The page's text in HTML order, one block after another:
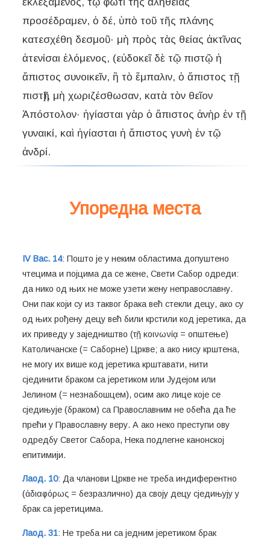
προσέδραμεν, ὁ δέ, ὑπὸ τοῦ τῆς πλάνης
κατεσχέθη δεσμοῦ· μὴ πρὸς τὰς θείας ἀκτῖνας
ἀτενίσαι ἑλόμενος, (εὐδοκεῖ δὲ τῷ πιστῷ ἡ
ἄπιστος συνοικεῖν, ἢ τὸ ἔμπαλιν, ὁ ἄπιστος τῇ
πιστῇ), μὴ χωριζέσθωσαν, κατὰ τὸν θεῖον
Ἀπόστολον· ἡγίασται γὰρ ὁ ἄπιστος ἀνὴρ ἐν τῇ
γυναικί, καὶ ἡγίασται ἡ ἄπιστος γυνὴ ἐν τῷ
ἀνδρί.
Упоредна места
IV Вас. 14: Пошто је у неким областима допуштено
чтецима и појцима да се жене, Свети Сабор одреди:
да нико од њих не може узети жену неправославну.
Они пак који су из таквог брака већ стекли децу, ако су
од њих рођену децу већ били крстили код јеретика, да
их приведу у заједништво (τῇ κοινωνίᾳ = општење)
Католичанске (= Саборне) Цркве; а ако нису крштена,
не могу их више код јеретика крштавати, нити
сјединити браком са јеретиком или Јудејом или
Јелином (= незнабошцем), осим ако лице које се
сједињује (браком) са Православним не обећа да ће
прећи у Православну веру. А ако неко преступи ову
одредбу Светог Сабора, Нека подлегне канонској
епитимији.
Лаод. 10: Да чланови Цркве не треба индиферентно
(ἀδιαφόρως = безразлично) да своју децу сједињују у
брак са јеретицима.
Лаод. 31: Не треба ни са једним јеретиком брак